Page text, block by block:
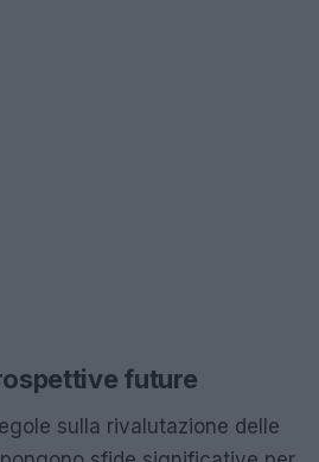
future
sulla rivalutazione delle